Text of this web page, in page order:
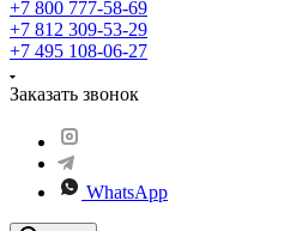
+7 800 777-58-69
+7 812 309-53-29
+7 495 108-06-27
Заказать звонок
WhatsApp